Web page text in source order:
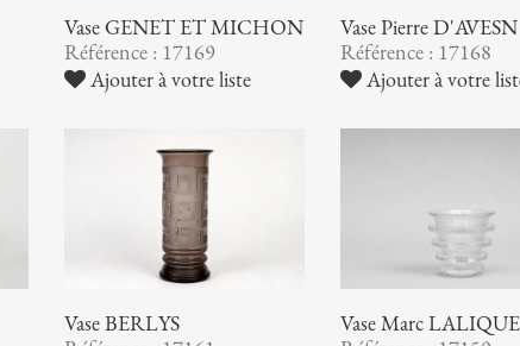
Vase GENET ET MICHON
Référence : 17169
Ajouter à votre liste
Vase Pierre D'AVESN
Référence : 17168
Ajouter à votre
Vase BERLYS
Vase Marc LALIQUE